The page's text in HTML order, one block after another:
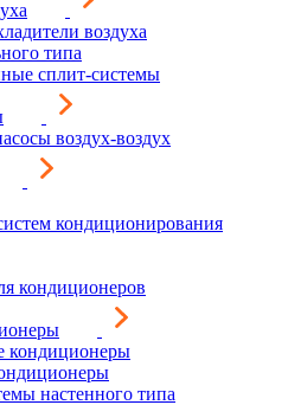
воздуха
типа
сплит-системы
воздух-воздух
кондиционирования
кондиционеров
кондиционеры
настенного типа